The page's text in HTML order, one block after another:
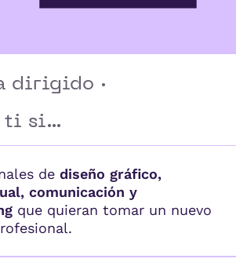
dirigido ·
ti si...
de diseño gráfico,
comunicación y
que quieran tomar un nuevo